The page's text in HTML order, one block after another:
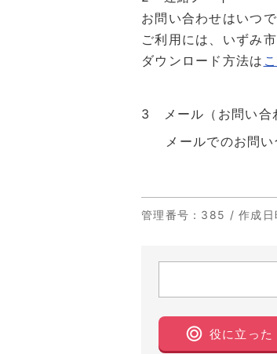
お問い合わせはいつ
ご利用には、いずみ
ダウンロード方法は
3 メール（お問い合
メールでのお問い
管理番号 ：385 /作成日
役に立った